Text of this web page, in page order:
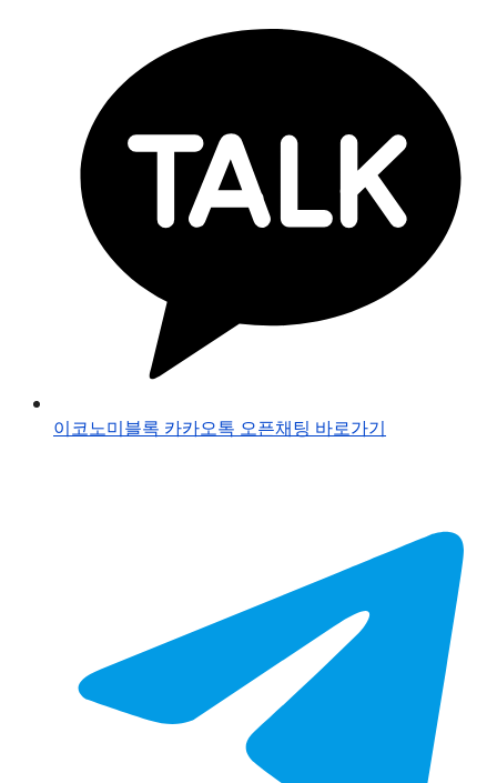
이코노미블록 카카오톡 오픈채팅 바로가기